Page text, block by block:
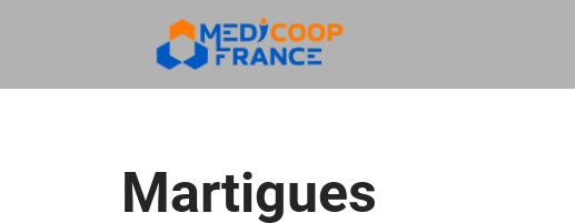
Martigues